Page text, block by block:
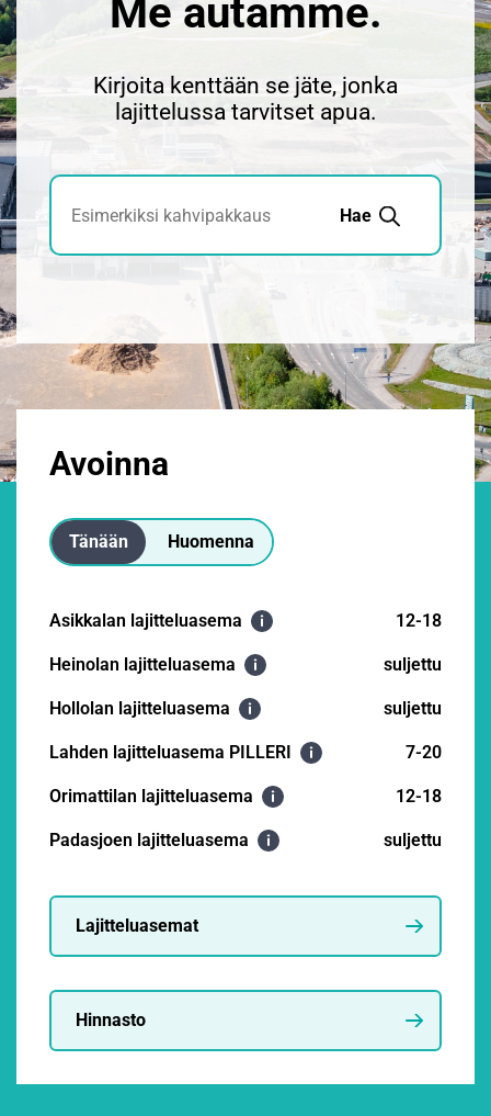
Me autamme.
Kirjoita kenttään se jäte, jonka
lajittelussa tarvitset apua.
Hae
Avoinna
Tänään Huomenna
Asikkalan lajitteluasema 12-18
Heinolan lajitteluasema suljettu
Hollolan lajitteluasema suljettu
Lahden lajitteluasema PILLERI 7-20
Orimattilan lajitteluasema 12-18
Padasjoen lajitteluasema suljettu
Lajitteluasemat
Hinnasto